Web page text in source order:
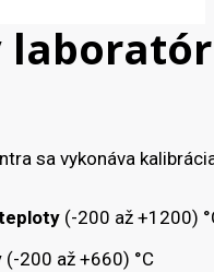
sa vykonáva
(-200 až +1200)
(-200 až +660) °C